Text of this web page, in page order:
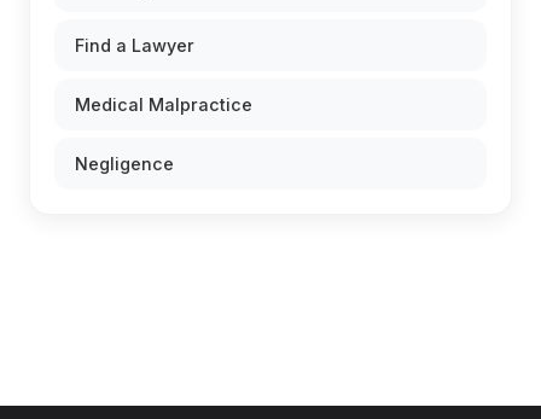
Find a Lawyer
Medical Malpractice
Negligence